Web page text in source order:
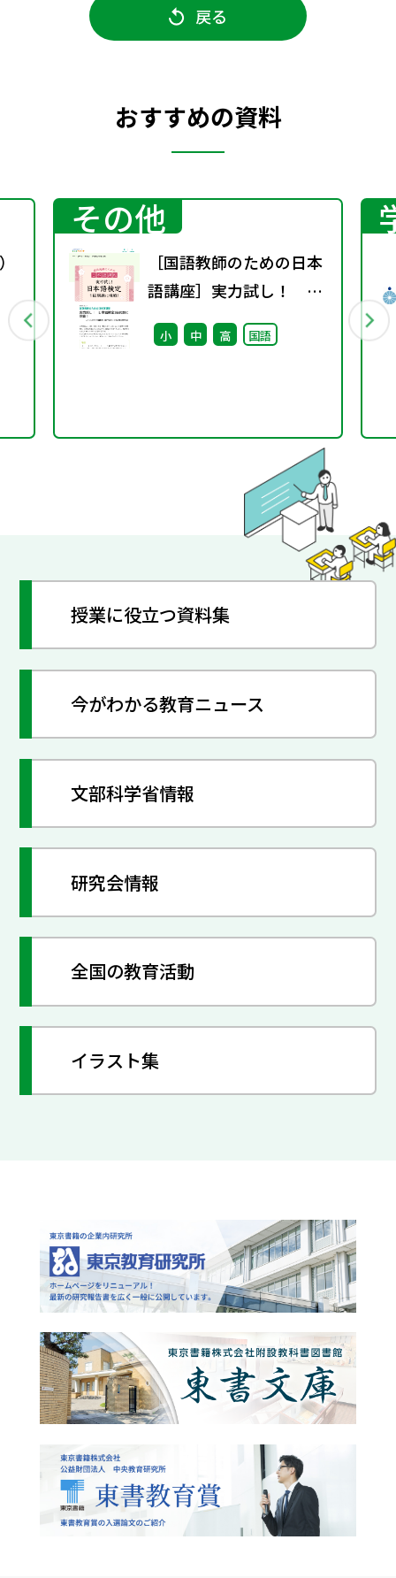
戻る
おすすめの資料
その他
［国語教師のための日本
語講座］実力試し！ 日
本語検定1級問題に挑
戦！
小 中 高 国語
授業に役立つ資料集
今がわかる教育ニュース
文部科学省情報
研究会情報
全国の教育活動
イラスト集